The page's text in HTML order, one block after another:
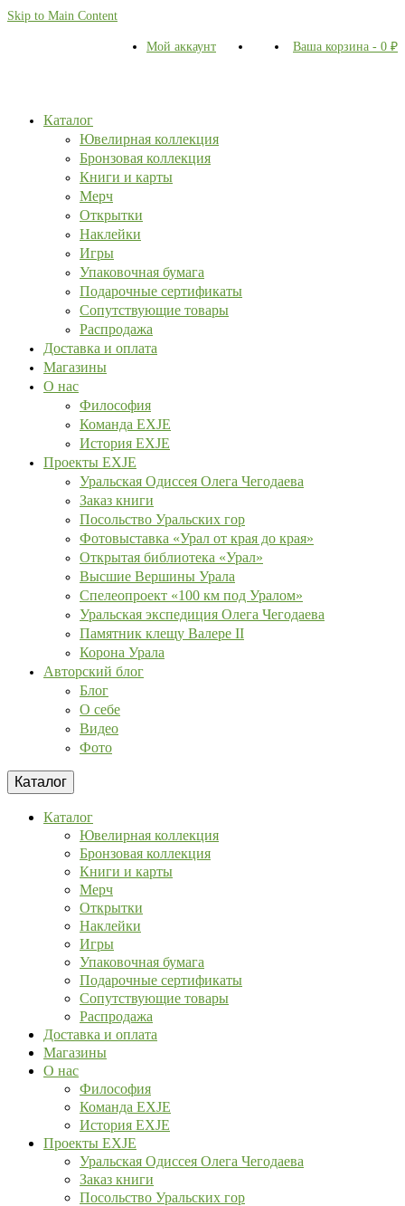
Skip to Main Content
Мой аккаунт Ваша корзина - 0 ₽
Каталог
Ювелирная коллекция
Бронзовая коллекция
Книги и карты
Мерч
Открытки
Наклейки
Игры
Упаковочная бумага
Подарочные сертификаты
Сопутствующие товары
Распродажа
Доставка и оплата
Магазины
О нас
Философия
Команда EXJE
История EXJE
Проекты EXJE
Уральская Одиссея Олега Чегодаева
Заказ книги
Посольство Уральских гор
Фотовыставка «Урал от края до края»
Открытая библиотека «Урал»
Высшие Вершины Урала
Спелеопроект «100 км под Уралом»
Уральская экспедиция Олега Чегодаева
Памятник клещу Валере II
Корона Урала
Авторский блог
Блог
О себе
Видео
Фото
Каталог
Каталог
Ювелирная коллекция
Бронзовая коллекция
Книги и карты
Мерч
Открытки
Наклейки
Игры
Упаковочная бумага
Подарочные сертификаты
Сопутствующие товары
Распродажа
Доставка и оплата
Магазины
О нас
Философия
Команда EXJE
История EXJE
Проекты EXJE
Уральская Одиссея Олега Чегодаева
Заказ книги
Посольство Уральских гор